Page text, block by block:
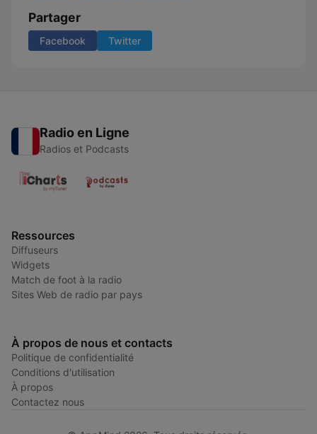
Partager
Facebook Twitter
Radio en Ligne
Radios et Podcasts
Ressources
Diffuseurs
Widgets
Match de foot à la radio
Sites Web de radio par pays
À propos de nous et contacts
Politique de confidentialité
Conditions d'utilisation
À propos
Contactez nous